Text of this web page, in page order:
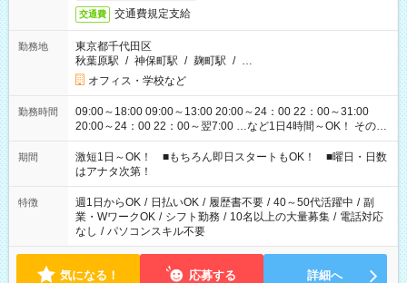
交通費 交通費規定支給
勤務地
東京都千代田区
秋葉原駅 / 神保町駅 / 麹町駅 / …
オフィス・学校など
勤務時間
09:00～18:00 09:00～13:00 20:00～24：00 22：00～31:00
20:00～24：00 22：00～翌7:00 …など1日4時間～OK！ その他
シフトもございます！ お気軽にご相談ください！
期間
激短1日～OK！ ■もちろん即日スタートもOK！ ■曜日・日数
はアナタ次第！
特徴 週1日からOK / 日払いOK / 履歴書不要 / 40～50代活躍中 / 副
業・WワークOK / シフト勤務 / 10名以上の大量募集 / 電話対応
なし / パソコンスキル不要
気になる！ 応募する 詳細へ